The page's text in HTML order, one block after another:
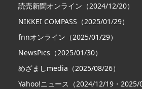
読売新聞オンライン（2024/12/20）
NIKKEI COMPASS（2025/01/29）
fnnオンライン（2025/01/29）
NewsPics（2025/01/30）
めざましmedia（2025/08/26）
Yahoo!ニュース（2024/12/19・2025/